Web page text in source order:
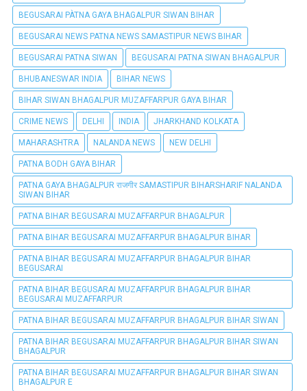
BEGUSARAI PÀTNA GAYA BHAGALPUR SIWAN BIHAR
BEGUSARAI NEWS PATNA NEWS SAMASTIPUR NEWS BIHAR
BEGUSARAI PATNA SIWAN BEGUSARAI PATNA SIWAN BHAGALPUR
BHUBANESWAR INDIA BIHAR NEWS
BIHAR SIWAN BHAGALPUR MUZAFFARPUR GAYA BIHAR
CRIME NEWS DELHI INDIA JHARKHAND KOLKATA
MAHARASHTRA NALANDA NEWS NEW DELHI
PATNA BODH GAYA BIHAR
PATNA GAYA BHAGALPUR राजगीर SAMASTIPUR BIHARSHARIF NALANDA
SIWAN BIHAR
PATNA BIHAR BEGUSARAI MUZAFFARPUR BHAGALPUR
PATNA BIHAR BEGUSARAI MUZAFFARPUR BHAGALPUR BIHAR
PATNA BIHAR BEGUSARAI MUZAFFARPUR BHAGALPUR BIHAR
BEGUSARAI
PATNA BIHAR BEGUSARAI MUZAFFARPUR BHAGALPUR BIHAR
BEGUSARAI MUZAFFARPUR
PATNA BIHAR BEGUSARAI MUZAFFARPUR BHAGALPUR BIHAR SIWAN
PATNA BIHAR BEGUSARAI MUZAFFARPUR BHAGALPUR BIHAR SIWAN
BHAGALPUR
PATNA BIHAR BEGUSARAI MUZAFFARPUR BHAGALPUR BIHAR SIWAN
BHAGALPUR E